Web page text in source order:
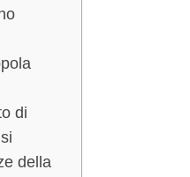
di
della